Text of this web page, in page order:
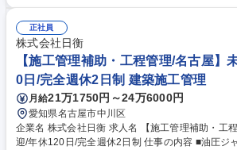
現場監督業務等の補助を行って頂きます ●担当地
インとなります ●入社後はOJT形式で学んで頂き
て運営管理を行って頂きます 募集職種 【給排水・衛生設備、空調の設備
メンテナンス】創業108年の安定企業！賞与年3回
正社員
株式会社日衡
【施工管理補助・工程管理/名古屋】
0日/完全週休2日制 建築施工管理
月給21万1750円～24万6000円
愛知県名古屋市中川区
企業名 株式会社日衡 求人名 【施工管理補助・工程管理/名古屋】未経験歓
迎/年休120日/完全週休2日制 仕事の内容 ■油圧ジャッキや計測機器・金具